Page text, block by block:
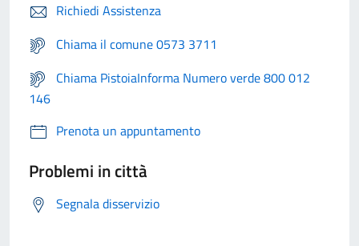
Richiedi Assistenza
Chiama il comune 0573 3711
Chiama PistoiaInforma Numero verde 800 012
146
Prenota un appuntamento
Problemi in città
Segnala disservizio